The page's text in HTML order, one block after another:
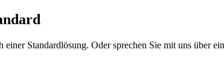
einer Standardlösung. Oder sprechen Sie mit uns über